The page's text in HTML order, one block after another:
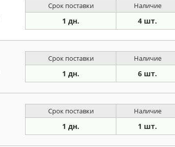
Срок поставки Наличие
1 дн. 4 шт.
Срок поставки Наличие
1 дн. 6 шт.
Срок поставки Наличие
1 дн. 1 шт.